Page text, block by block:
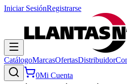
Iniciar SesiónRegistrarse
CatálogoMarcasOfertasDistribuidor
0Mi Cuenta